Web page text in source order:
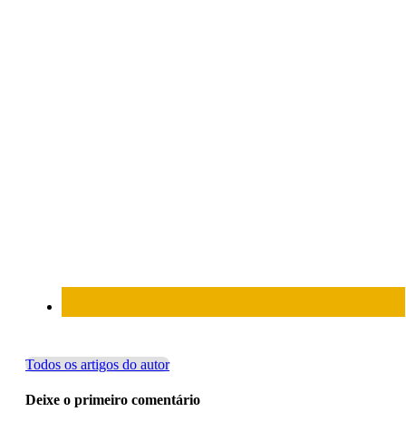
Todos os artigos do autor
Deixe o primeiro comentário